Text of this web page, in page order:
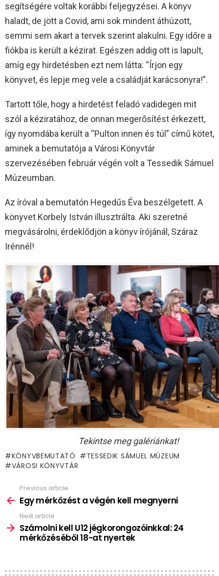
segítségére voltak korábbi feljegyzései. A könyv
haladt, de jött a Covid, ami sok mindent áthúzott,
semmi sem akart a tervek szerint alakulni. Egy időre a
fiókba is került a kézirat. Egészen addig ott is lapult,
amíg egy hirdetésben ezt nem látta: “Írjon egy
könyvet, és lepje meg vele a családját karácsonyra!”.
Tartott tőle, hogy a hirdetést feladó vadidegen mit
szól a kéziratához, de onnan megerősítést érkezett,
így nyomdába került a “Pulton innen és túl” című kötet,
aminek a bemutatója a Városi Könyvtár
szervezésében február végén volt a Tessedik Sámuel
Múzeumban.
Az íróval a bemutatón Hegedűs Éva beszélgetett. A
könyvet Korbely István illusztrálta. Aki szeretné
megvásárolni, érdeklődjön a könyv írójánál, Száraz
Irénnél!
Tekintse meg galériánkat!
KÖNYVBEMUTATÓ
TESSEDIK SÁMUEL MÚZEUM
VÁROSI KÖNYVTÁR
more
Previous article
Egy mérkőzést a végén kell megnyerni
Next article
Számolni kell U12 jégkorongozóinkkal: 24
mérkőzéséből 18-at nyertek